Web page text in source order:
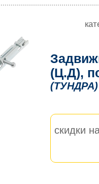
(Ц.Д),
(ТУНДРА)
скидки